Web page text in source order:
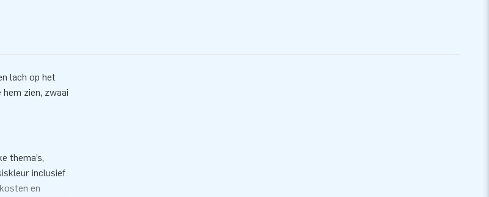
lach op het
zien, zwaai
thema’s,
inclusief
en